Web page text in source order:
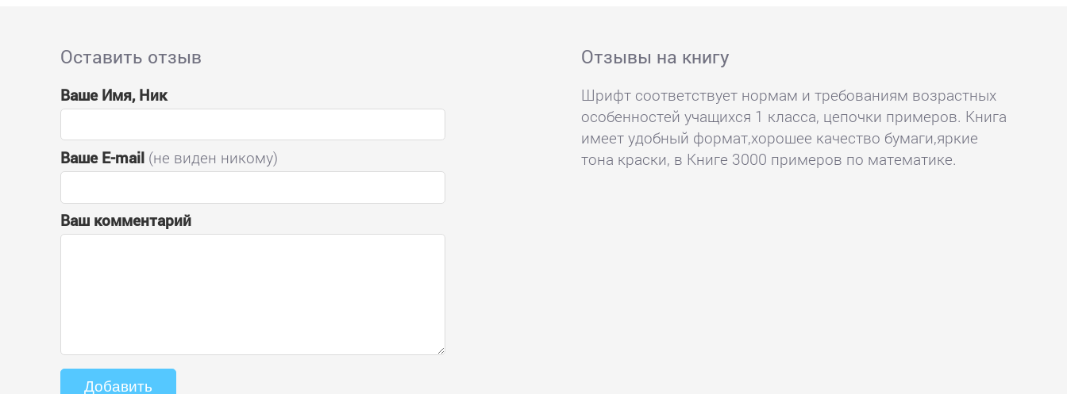
Оставить отзыв
Ваше Имя, Ник
Ваше E-mail (не виден никому)
Ваш комментарий
Отзывы на книгу
Шрифт соответствует нормам и требованиям возрастных
особенностей учащихся 1 класса, цепочки примеров. Книга
имеет удобный формат,хорошее качество бумаги,яркие
тона краски, в Книге 3000 примеров по математике.